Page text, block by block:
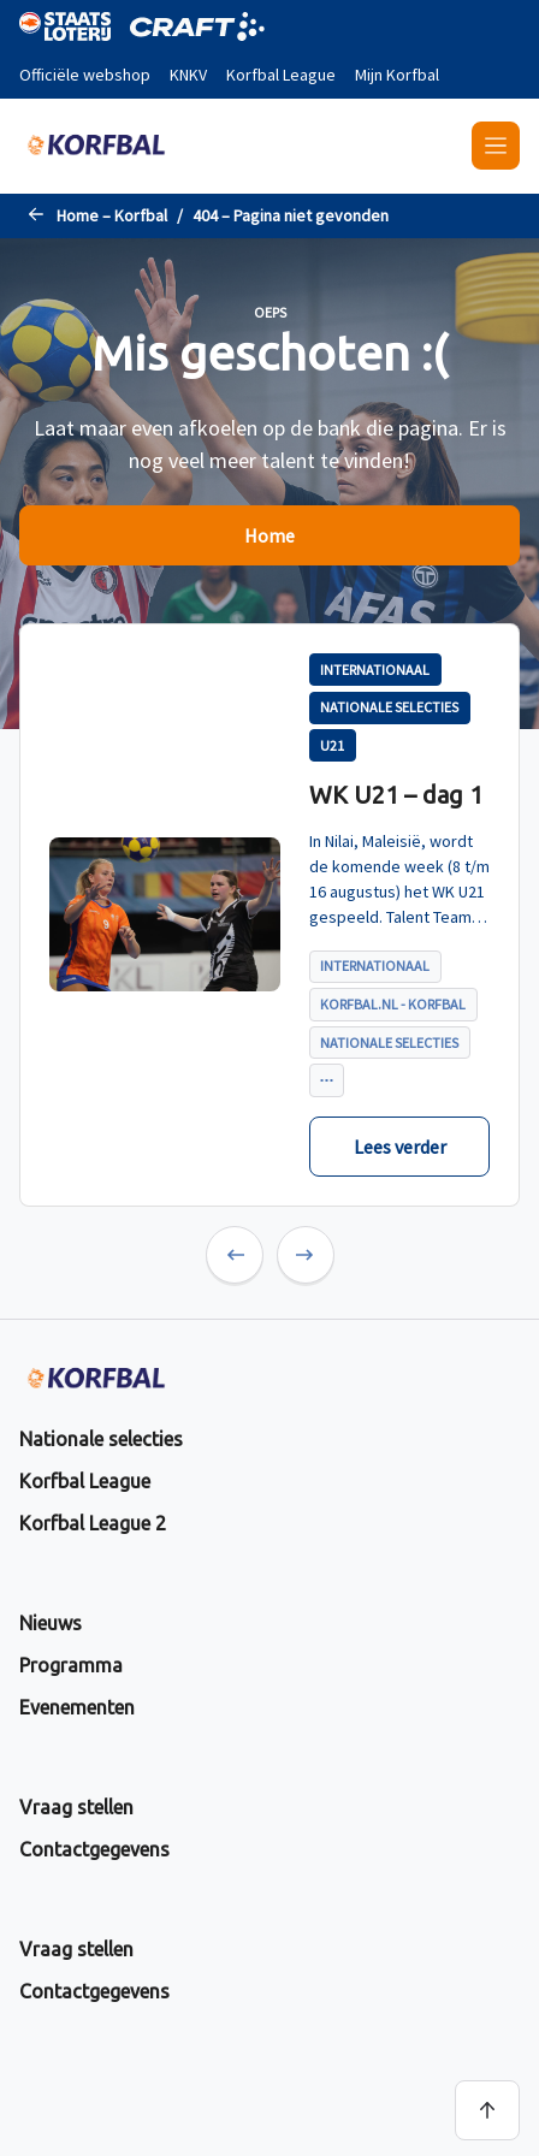
Naar de hoofdinhoud gaan
Officiële webshop KNKV Korfbal League Mijn Korfbal
Home – Korfbal 404 – Pagina niet gevonden
OEPS
Mis geschoten :(
Laat maar even afkoelen op de bank die pagina. Er is
nog veel meer talent te vinden!
Home
INTERNATIONAAL
NATIONALE SELECTIES
U21
WK U21 – dag 1
In Nilai, Maleisië, wordt
de komende week (8 t/m
16 augustus) het WK U21
gespeeld. Talent TeamNL
poule A, met Nieuw-
Zeeland, Hong Kong
China en India. De eerste
wedstrijd, tegen Nieuw-
Zeeland U21, werd zoals
verwacht met ruime
cijfers gewonnen.
INTERNATIONAAL
KORFBAL.NL - KORFBAL
NATIONALE SELECTIES
Lees verder
Nationale selecties
Korfbal League
Korfbal League 2
Nieuws
Programma
Evenementen
Vraag stellen
Contactgegevens
Vraag stellen
Contactgegevens